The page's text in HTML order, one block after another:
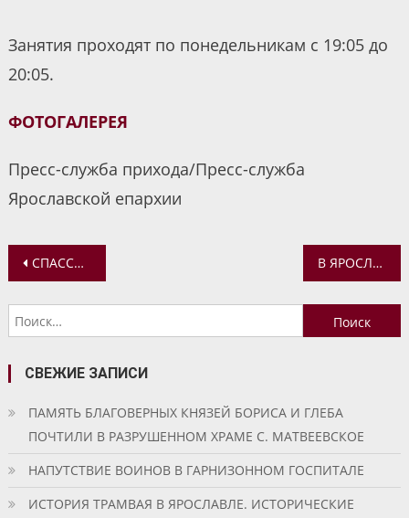
Занятия проходят по понедельникам с 19:05 до
20:05.
ФОТОГАЛЕРЕЯ
Пресс-служба прихода/Пресс-служба
Ярославской епархии
Навигация
по
записям
СПАССКОМУ ХРАМУ ЯРОСЛАВЛЯ (ИВАНЬКОВО) ПОДАРЕНА ИКОНА БОЖИЕЙ МАТЕРИ «ПОМОЩНИЦА В РОДАХ» В ЯРОСЛАВСКОЙ ДУХОВНОЙ СЕМИНАРИИ ПРОШЛА ВСТРЕЧА С ПРОТОИЕРЕЕМ ПАВЛОМ КРАВЧЕНКО
Найти:
СВЕЖИЕ ЗАПИСИ
ПАМЯТЬ БЛАГОВЕРНЫХ КНЯЗЕЙ БОРИСА И ГЛЕБА
ПОЧТИЛИ В РАЗРУШЕННОМ ХРАМЕ С. МАТВЕЕВСКОЕ
НАПУТСТВИЕ ВОИНОВ В ГАРНИЗОННОМ ГОСПИТАЛЕ
ИСТОРИЯ ТРАМВАЯ В ЯРОСЛАВЛЕ. ИСТОРИЧЕСКИЕ